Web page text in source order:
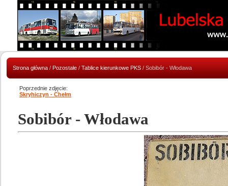
Strona główna / Pozostałe / Tablice kierunkowe PKS / Sobibór - Włodawa
Poprzednie zdjęcie:
Skryhiczyn - Chełm
Sobibór - Włodawa